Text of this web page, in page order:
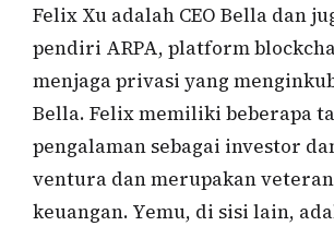
Felix Xu adalah CEO Bella dan
pendiri ARPA, platform
menjaga privasi yang
Bella. Felix memiliki beberapa
pengalaman sebagai investor
ventura dan merupakan
keuangan. Yemu, di sisi lain,